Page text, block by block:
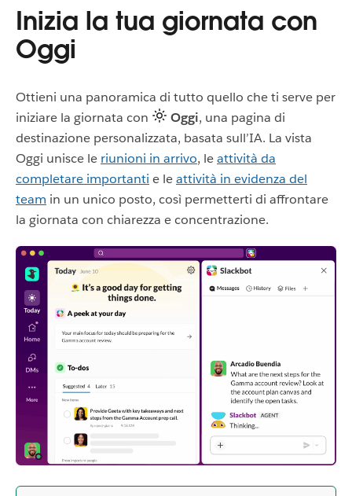
Inizia la tua giornata con
Oggi
Ottieni una panoramica di tutto quello che ti serve per
iniziare la giornata con
Oggi, una pagina di
destinazione personalizzata, basata sull’IA. La vista
Oggi unisce le riunioni in arrivo, leattività da
completare importanti e leattività in evidenza del
team in un unico posto, così permetterti di affrontare
la giornata con chiarezza e concentrazione.